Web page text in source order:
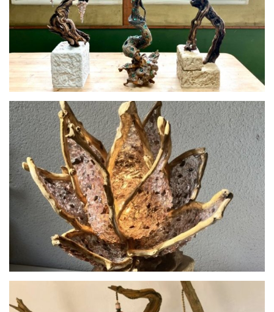
Les cèpes de vigne